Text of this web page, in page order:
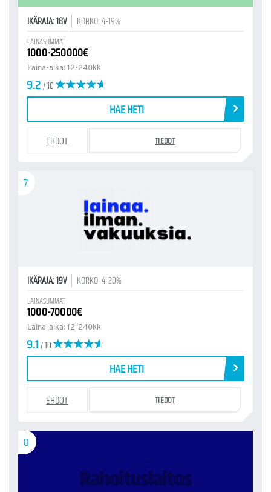
IKÄRAJA: 18V KORKO: 4-19%
LAINASUMMAT
1000-250000€
Laina-aika: 12-240kk
9.2/ 10
HAE HETI
EHDOT TIEDOT
7
IKÄRAJA: 19V KORKO: 4-20%
LAINASUMMAT
1000-70000€
Laina-aika: 12-240kk
9.1/ 10
HAE HETI
EHDOT TIEDOT
8